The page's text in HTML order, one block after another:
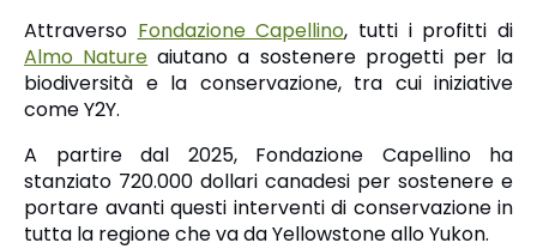
Attraverso Fondazione Capellino, tutti i profitti di
Almo Nature aiutano a sostenere progetti per la
biodiversità e la conservazione, tra cui iniziative
come Y2Y.
A partire dal 2025, Fondazione Capellino ha
stanziato 720.000 dollari canadesi per sostenere e
portare avanti questi interventi di conservazione in
tutta la regione che va da Yellowstone allo Yukon.